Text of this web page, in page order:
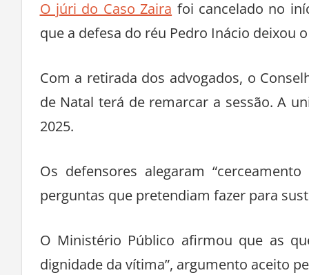
O júri do Caso Zaira foi cancelado no
que a defesa do réu Pedro Inácio deixou
Com a retirada dos advogados, o
de Natal terá de remarcar a sessão. A
2025.
Os defensores alegaram
perguntas que pretendiam fazer para
O Ministério Público afirmou que as